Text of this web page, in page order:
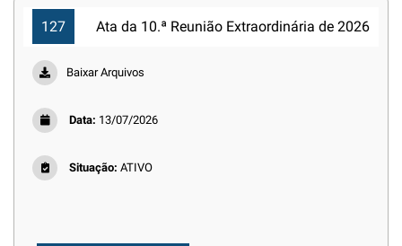
127 Ata da 10.ª Reunião Extraordinária de 2026
Baixar Arquivos
Data: 13/07/2026
Situação: ATIVO